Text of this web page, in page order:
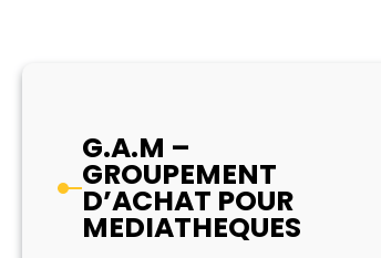
G.A.M –
GROUPEMENT
D’ACHAT POUR
MEDIATHEQUES